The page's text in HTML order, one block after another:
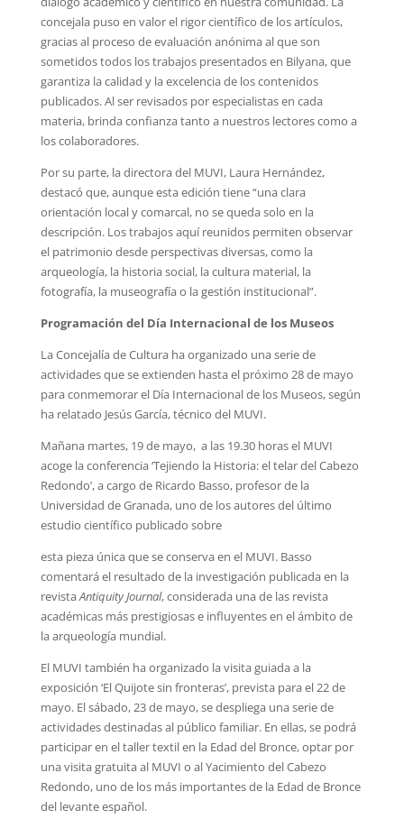
concejala puso en valor el rigor científico de los artículos,
gracias al proceso de evaluación anónima al que son
sometidos todos los trabajos presentados en Bilyana, que
garantiza la calidad y la excelencia de los contenidos
publicados. Al ser revisados por especialistas en cada
materia, brinda confianza tanto a nuestros lectores como a
los colaboradores.
Por su parte, la directora del MUVI, Laura Hernández,
destacó que, aunque esta edición tiene “una clara
orientación local y comarcal, no se queda solo en la
descripción. Los trabajos aquí reunidos permiten observar
el patrimonio desde perspectivas diversas, como la
arqueología, la historia social, la cultura material, la
fotografía, la museografía o la gestión institucional”.
Programación del Día Internacional de los Museos
La Concejalía de Cultura ha organizado una serie de
actividades que se extienden hasta el próximo 28 de mayo
para conmemorar el Día Internacional de los Museos, según
ha relatado Jesús García, técnico del MUVI.
Mañana martes, 19 de mayo, a las 19.30 horas el MUVI
acoge la conferencia ‘Tejiendo la Historia: el telar del Cabezo
Redondo’, a cargo de Ricardo Basso, profesor de la
Universidad de Granada, uno de los autores del último
estudio científico publicado sobre
esta pieza única que se conserva en el MUVI. Basso
comentará el resultado de la investigación publicada en la
revistaAntiquity Journal, considerada una de las revista
académicas más prestigiosas e influyentes en el ámbito de
la arqueología mundial.
El MUVI también ha organizado la visita guiada a la
exposición ‘El Quijote sin fronteras’, prevista para el 22 de
mayo. El sábado, 23 de mayo, se despliega una serie de
actividades destinadas al público familiar. En ellas, se podrá
participar en el taller textil en la Edad del Bronce, optar por
una visita gratuita al MUVI o al Yacimiento del Cabezo
Redondo, uno de los más importantes de la Edad de Bronce
del levante español.